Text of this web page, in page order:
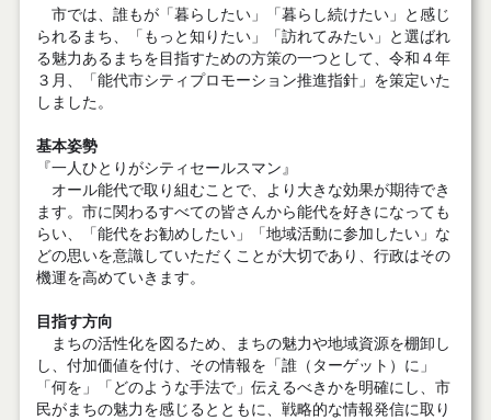
市では、誰もが「暮らしたい」「暮らし続けたい」と感じ
られるまち、「もっと知りたい」「訪れてみたい」と選ばれ
る魅力あるまちを目指すための方策の一つとして、令和４年
３月、「能代市シティプロモーション推進指針」を策定いた
しました。
基本姿勢
『一人ひとりがシティセールスマン』
オール能代で取り組むことで、より大きな効果が期待でき
ます。市に関わるすべての皆さんから能代を好きになっても
らい、「能代をお勧めしたい」「地域活動に参加したい」な
どの思いを意識していただくことが大切であり、行政はその
機運を高めていきます。
目指す方向
まちの活性化を図るため、まちの魅力や地域資源を棚卸し
し、付加価値を付け、その情報を「誰（ターゲット）に」
「何を」「どのような手法で」伝えるべきかを明確にし、市
民がまちの魅力を感じるとともに、戦略的な情報発信に取り